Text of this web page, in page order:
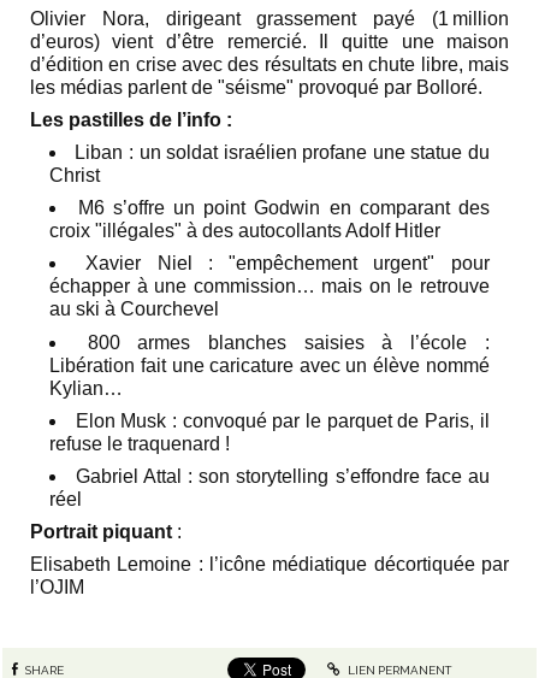
Olivier Nora, dirigeant grassement payé (1 million
d’euros) vient d’être remercié. Il quitte une maison
d’édition en crise avec des résultats en chute libre, mais
les médias parlent de "séisme" provoqué par Bolloré.
Les pastilles de l’info :
Liban : un soldat israélien profane une statue du
Christ
M6 s’offre un point Godwin en comparant des
croix "illégales" à des autocollants Adolf Hitler
Xavier Niel : "empêchement urgent" pour
échapper à une commission… mais on le retrouve
au ski à Courchevel
800 armes blanches saisies à l’école :
Libération fait une caricature avec un élève nommé
Kylian…
Elon Musk : convoqué par le parquet de Paris, il
refuse le traquenard !
Gabriel Attal : son storytelling s’effondre face au
réel
Portrait piquant:
Elisabeth Lemoine : l’icône médiatique décortiquée par
l’OJIM
SHARE
LIEN PERMANENT